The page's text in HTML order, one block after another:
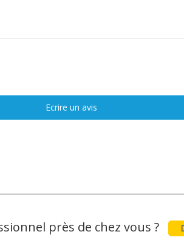
Ecrire un avis
près de chez vous ?